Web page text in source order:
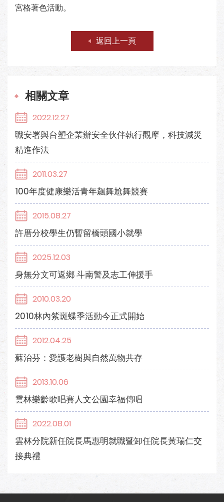
宮格著色活動。
返回上一頁
相關文章
2022.12.27
職安署與台塑企業辦安全伙伴執行觀摩，科技減災
精進作法
2011.03.27
100年度健康樂活青年飆舞尬舞競賽
2015.08.27
許厝分校學生仍暫留橋頭國小就學
2025.12.03
身無分文可返鄉 斗南警及志工伸援手
2010.03.20
2010林內紫斑蝶季活動今正式開始
2012.04.25
蘇治芬：愛護老樹與自然萬物共存
2013.10.06
雲林樂齡歌唱賽人文公園幸福傳唱
2022.08.01
雲林分院新任院長馬惠明就職暨卸任院長黃瑞仁交
接典禮